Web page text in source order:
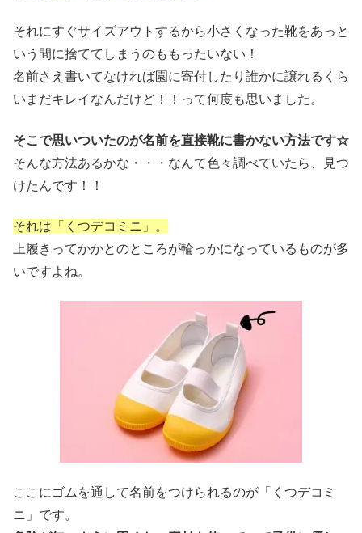
それにすぐサイズアウトするから小さくなった靴をあっと
いう間に捨ててしまうのももったいない！
名前さえ書いてなければ園に寄付したり誰かに譲れるくら
いまだキレイなんだけど！！って何度も思いました。
そこで思いついたのが名前を直接靴に書かない方法です☆
そんな方法あるかな・・・なんて色々調べていたら、見つ
けたんです！！
それは「くつデコミニ」。
上履きってかかとのところが輪っかになっているものが多
いですよね。
ここにゴムを通して名前をつけられるのが「くつデコミ
ニ」です。